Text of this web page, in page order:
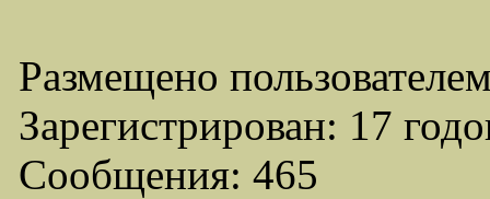
Размещено
Зарегистрирован: 17
Сообщения: 465